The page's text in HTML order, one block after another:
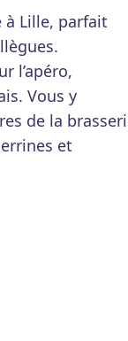
à Lille, parfait
l’apéro,
Vous y
de la
et